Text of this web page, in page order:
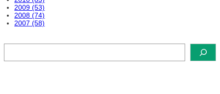
2009 (53)
2008 (74)
2007 (58)